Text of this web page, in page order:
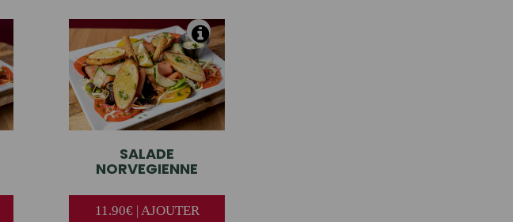
SALADE
NORVEGIENNE
11.90€ | AJOUTER